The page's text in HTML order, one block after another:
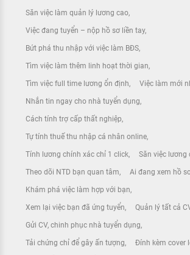
Săn việc làm quản lý lương cao
Việc đang tuyển – nộp hồ sơ liền tay
Bứt phá thu nhập với việc làm BĐS
Tìm việc làm thêm linh hoạt thời gian
Tìm việc full time lương ổn định Việc làm mới
Nhắn tin ngay cho nhà tuyển dụng
Cách tính trợ cấp thất nghiệp
Tự tính thuế thu nhập cá nhân online
Tính lương chính xác chỉ 1 click Săn việc lương
Theo dõi NTD bạn quan tâm Ai đang xem hồ
Khám phá việc làm hợp với bạn
Xem lại việc bạn đã ứng tuyển Quản lý tất cả
Gửi CV, chinh phục nhà tuyển dụng
Tải chứng chỉ để gây ấn tượng Đính kèm cover